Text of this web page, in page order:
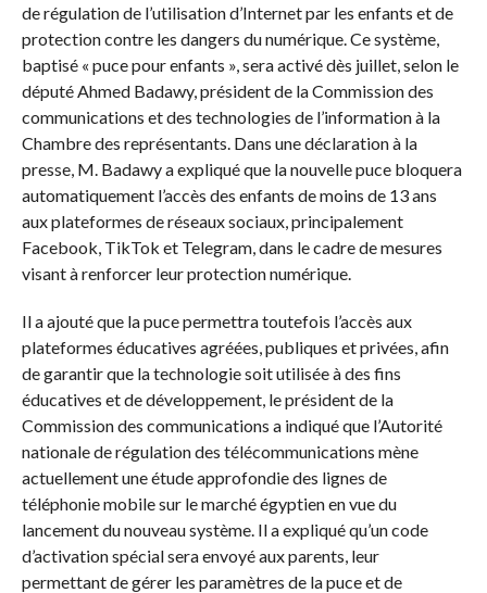
de régulation de l’utilisation d’Internet par les enfants et de
protection contre les dangers du numérique. Ce système,
baptisé « puce pour enfants », sera activé dès juillet, selon le
député Ahmed Badawy, président de la Commission des
communications et des technologies de l’information à la
Chambre des représentants. Dans une déclaration à la
presse, M. Badawy a expliqué que la nouvelle puce bloquera
automatiquement l’accès des enfants de moins de 13 ans
aux plateformes de réseaux sociaux, principalement
Facebook, TikTok et Telegram, dans le cadre de mesures
visant à renforcer leur protection numérique.
Il a ajouté que la puce permettra toutefois l’accès aux
plateformes éducatives agréées, publiques et privées, afin
de garantir que la technologie soit utilisée à des fins
éducatives et de développement, le président de la
Commission des communications a indiqué que l’Autorité
nationale de régulation des télécommunications mène
actuellement une étude approfondie des lignes de
téléphonie mobile sur le marché égyptien en vue du
lancement du nouveau système. Il a expliqué qu’un code
d’activation spécial sera envoyé aux parents, leur
permettant de gérer les paramètres de la puce et de